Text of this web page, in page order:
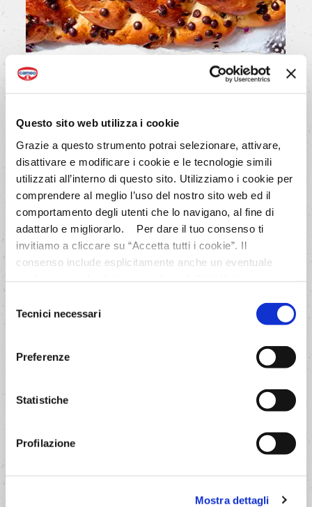
Questo sito web utilizza i cookie
Grazie a questo strumento potrai selezionare, attivare,
disattivare e modificare i cookie e le tecnologie simili
utilizzati all’interno di questo sito. Utilizziamo i cookie per
comprendere al meglio l’uso del nostro sito web ed il
comportamento degli utenti che lo navigano, al fine di
adattarlo e migliorarlo. Per dare il tuo consenso ti
invitiamo a cliccare su “Accetta tutti i cookie”. Il
consenso include esplicitamente anche un eventuale
anche sul trasferimento dei dati a fornitori di tecnologia e
partner negli Stati Uniti consultare la nostra informativa
selezionare o negare il tuo consenso per alcuni o tutti i
possibile revocare il consenso in qualsiasi momento.
delTecnici necessari
Preferenze
Statistiche
Profilazione
Mostra dettagli
Treccia di pan brioche con gocce di cioccolato